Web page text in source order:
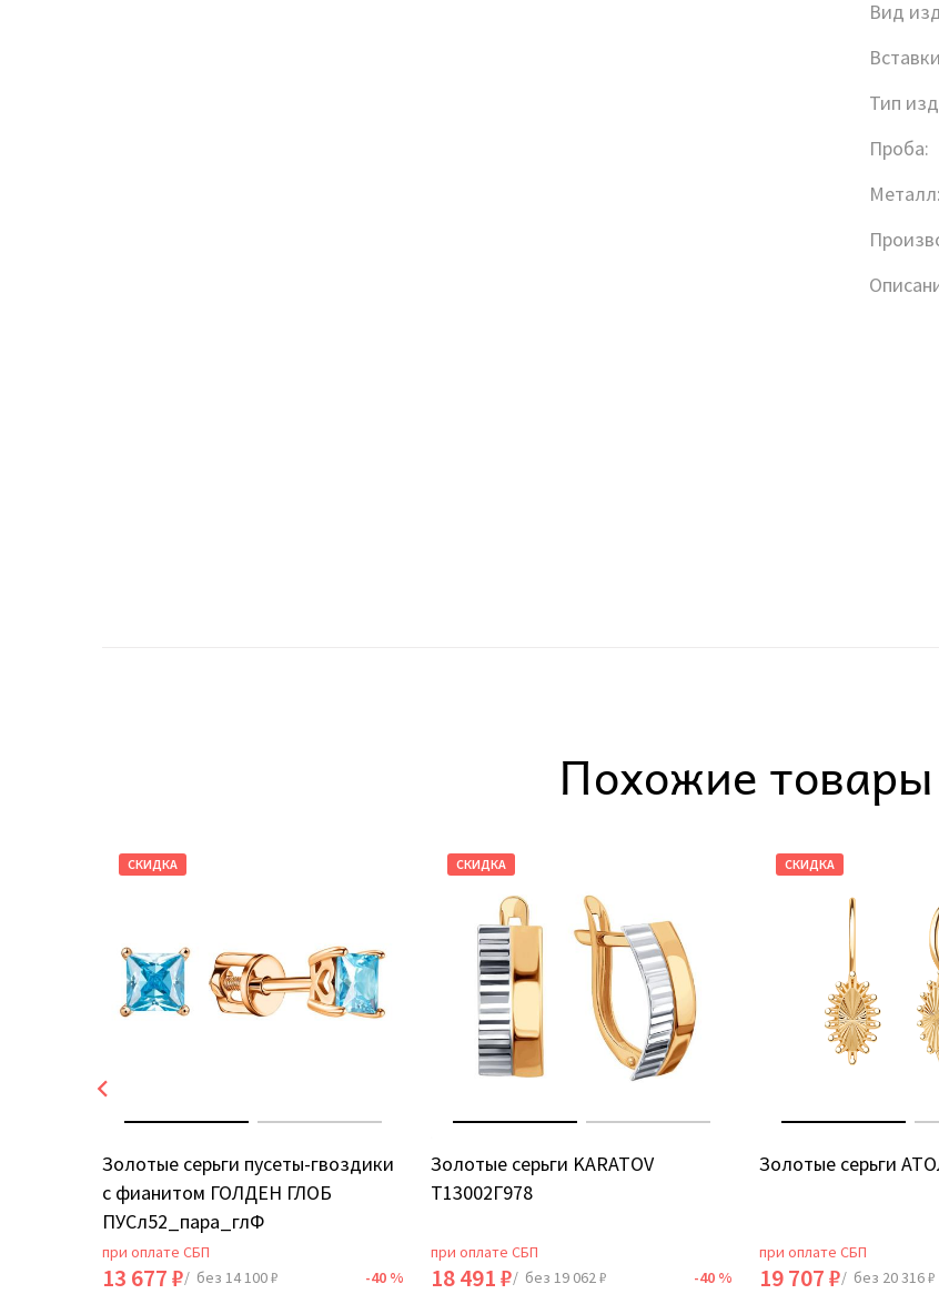
Вид
Тип
Проба:
Металл:
Похожие товары
СКИДКА
Золотые серьги пусеты-гвоздики
с фианитом ГОЛДЕН ГЛОБ
ПУСл52_пара_глФ
при оплате СБП
13 677 ₽/ без 14 100 ₽ -40 %
СКИДКА
Золотые серьги KARATOV
Т13002Г978
при оплате СБП
18 491 ₽/ без 19 062 ₽ -40 %
СКИДКА
Золотые серьги
при оплате СБП
19 707 ₽/ без 20 316 ₽